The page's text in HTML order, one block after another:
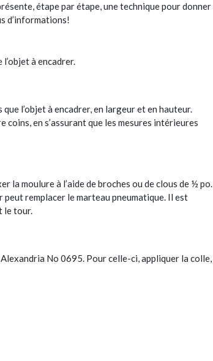
étape par étape, une technique pour donner
d’informations!
à encadrer.
l’objet à encadrer, en largeur et en hauteur.
en s’assurant que les mesures intérieures
la moulure à l’aide de broches ou de clous de ½ po.
remplacer le marteau pneumatique. Il est
le tour.
No 0695. Pour celle-ci, appliquer la colle,